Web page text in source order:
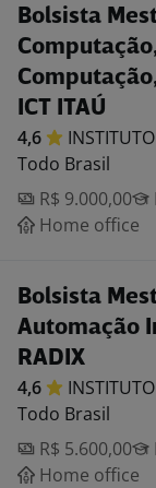
Bolsista
ICT ITAÚ
4,6
Todo Brasil
R$ 9.000,00
Home office
Bolsista
Automação
RADIX
4,6
Todo Brasil
R$ 5.600,00
Home office